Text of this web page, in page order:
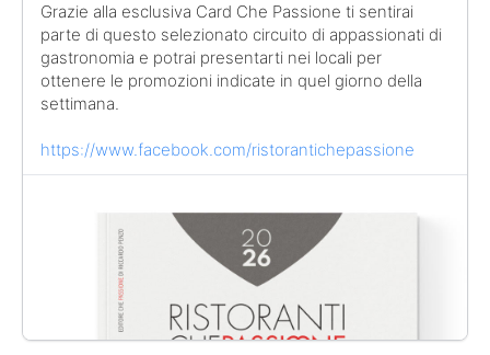
Grazie alla esclusiva Card Che Passione ti sentirai
parte di questo selezionato circuito di appassionati di
gastronomia e potrai presentarti nei locali per
ottenere le promozioni indicate in quel giorno della
settimana.
https://www.facebook.com/ristorantichepassione